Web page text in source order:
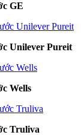
GE
Unilever Pureit
Wells
Truliva